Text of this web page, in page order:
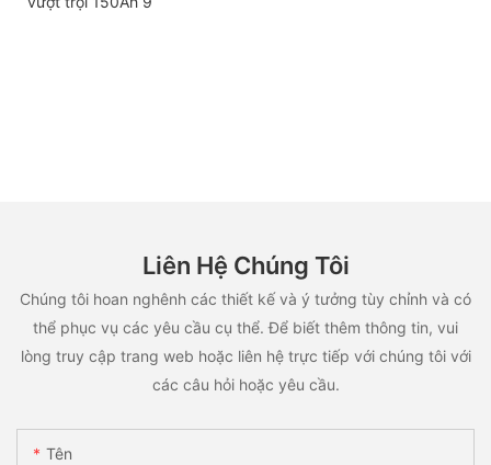
Liên Hệ Chúng Tôi
Chúng tôi hoan nghênh các thiết kế và ý tưởng tùy chỉnh và có
thể phục vụ các yêu cầu cụ thể. Để biết thêm thông tin, vui
lòng truy cập trang web hoặc liên hệ trực tiếp với chúng tôi với
các câu hỏi hoặc yêu cầu.
Tên